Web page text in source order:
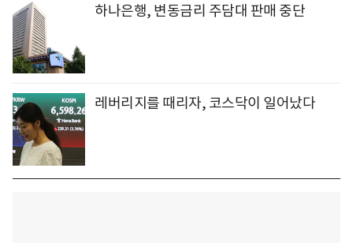
하나은행, 변동금리 주담대 판매 중단
레버리지를 때리자, 코스닥이 일어났다